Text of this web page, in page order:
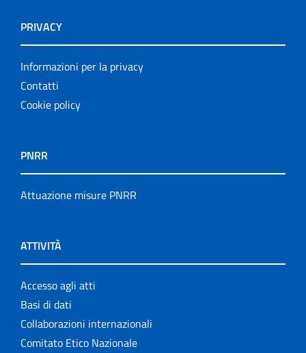
PRIVACY
Informazioni per la privacy
Contatti
Cookie policy
PNRR
Attuazione misure PNRR
ATTIVITÀ
Accesso agli atti
Basi di dati
Collaborazioni internazionali
Comitato Etico Nazionale